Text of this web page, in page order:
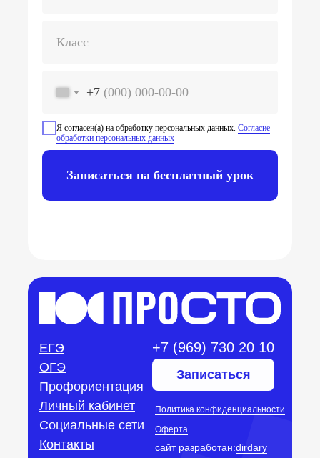
Класс
+7
Я согласен(а) на обработку персональных данных. Согласие
обработки персональных данных
Записаться на бесплатный урок
ЕГЭ
OГЭ
Профориентация
Личный кабинет
Социальные сети
Контакты
+7 (969) 730 20 10
Записаться
Политика конфиденциальности
Оферта
сайт разработан:dirdary